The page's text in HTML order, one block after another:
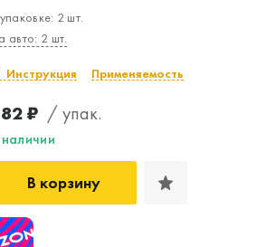
2 шт.
авто: 2 шт.
Инструкция Применяемость
₽ / упак.
В корзину